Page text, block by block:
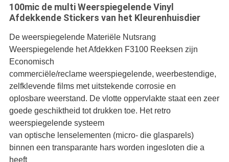
100mic de multi Weerspiegelende Vinyl
Afdekkende Stickers van het Kleurenhuisdier
De weerspiegelende Materiële Nutsrang
Weerspiegelende het Afdekken F3100 Reeksen zijn
Economisch
commerciële/reclame weerspiegelende, weerbestendige,
zelfklevende films met uitstekende corrosie en
oplosbare weerstand. De vlotte oppervlakte staat een zeer
goede geschiktheid tot drukken toe. Het retro
weerspiegelende systeem
van optische lenselementen (micro- die glasparels)
binnen een transparante hars worden ingesloten die a
heeft